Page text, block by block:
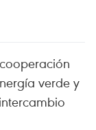
verde y